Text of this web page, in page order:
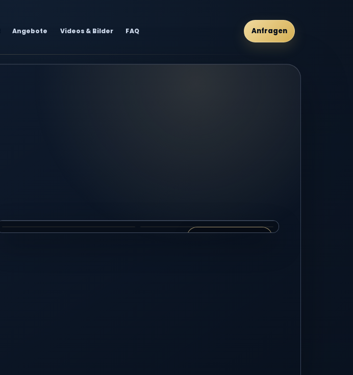
Angebote Videos & Bilder FAQ Anfragen
Video 2 groß ansehen Video 3 groß ansehen